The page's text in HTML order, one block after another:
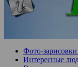
Фото-
Интересные